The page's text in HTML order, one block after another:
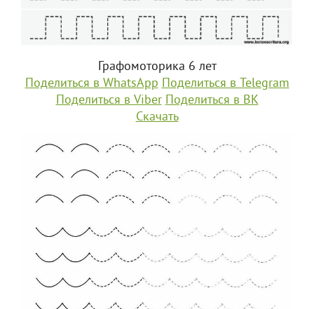
Графомоторика 6 лет
Поделиться в WhatsApp Поделиться в Telegram
Поделиться в Viber Поделиться в ВК
Скачать